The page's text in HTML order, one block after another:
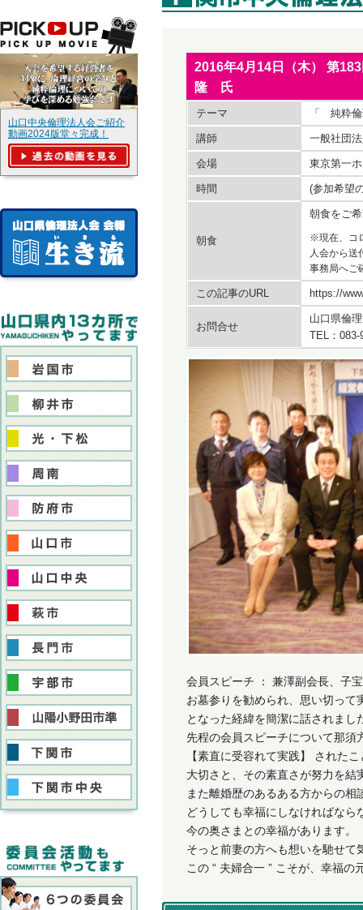
2016年4月14日（木） 第
隆 氏
テーマ 「 純粋
講師 一般社団
会場 東京第一
時間 (参加希望
朝食
朝食をご
※現在、コ
人会から送
事務局へご
この記事のURL https://
お問合せ
山口県倫
TEL：
会員スピーチ ： 兼澤副会長、子
お墓参りを勧められ、思い切っ
となった経緯を簡潔に話されまし
先程の会員スピーチについて那須
【素直に受容れて実践】 されたこ
大切さと、その素直さが努力を
また離婚歴のあるある方からの
どうしても幸福にしなければな
今の奥さまとの幸福があります。
そっと前妻の方へも想いを馳せ
この “ 夫婦合一 ” こそが、幸福
山口中央倫理法人会ご紹介
動画2024版堂々完成！